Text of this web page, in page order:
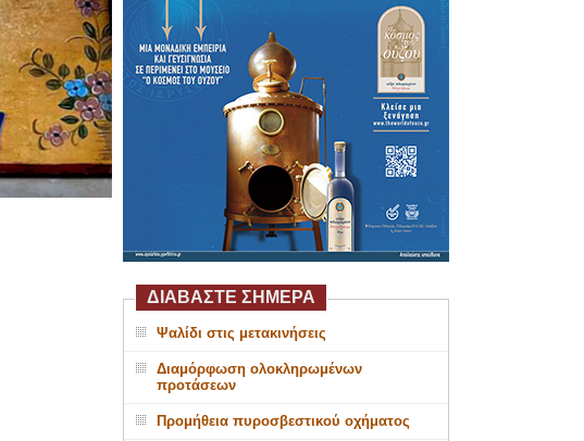
ΔΙΑΒΑΣΤΕ ΣΗΜΕΡΑ
Ψαλίδι στις μετακινήσεις
Διαμόρφωση ολοκληρωμένων
προτάσεων
Προμήθεια πυροσβεστικού οχήματος